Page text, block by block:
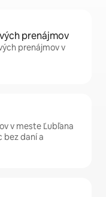
prenájmov
prenájmov v
v meste Ľubľana
bez daní a